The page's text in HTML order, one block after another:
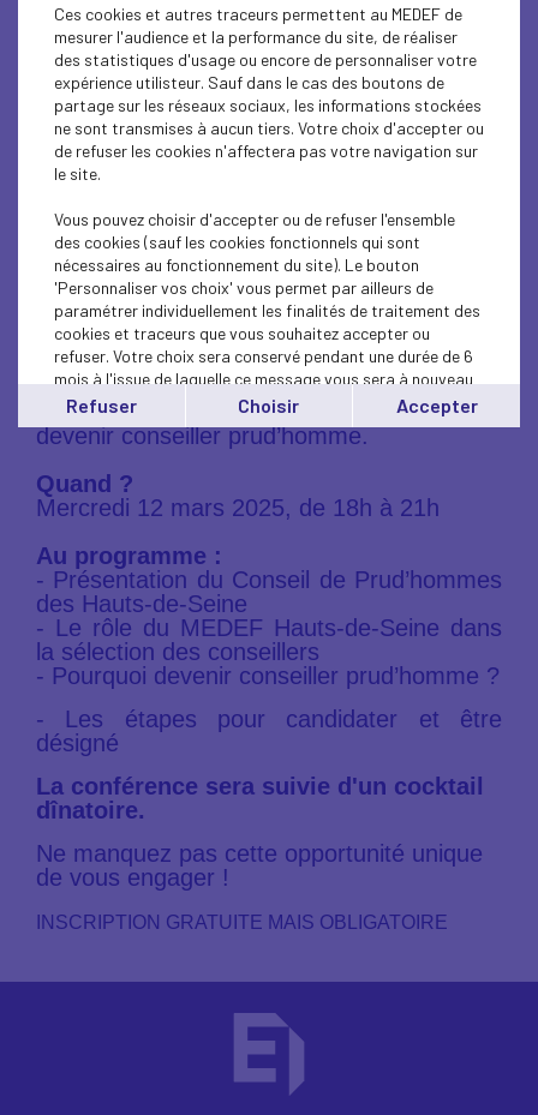
Conseil de Prud'hommes des Hauts-
de-Seine
Entreprises et dirigeants, le MEDEF
Hauts-de-Seine vous invite à une
réunion pour tout savoir sur le rôle de
candidater pour le Conseil de
Prud’hommes des Hauts-de-Seine.
En janvier 2026, le Conseil sera
entièrement renouvelé, et c’est l’occasion
idéale de contribuer activement à la
défense des intérêts de votre entreprise et
de vos collaborateurs. Découvrez les
enjeux stratégiques et les démarches pour
devenir conseiller prud’homme.
Quand ?
Mercredi 12 mars 2025, de 18h à 21h
Au programme :
- Présentation du Conseil de Prud’hommes
des Hauts-de-Seine
- Le rôle du MEDEF Hauts-de-Seine dans
la sélection des conseillers
- Pourquoi devenir conseiller prud’homme ?
- Les étapes pour candidater et être
désigné
La conférence sera suivie d'un cocktail
dînatoire.
Ne manquez pas cette opportunité unique
de vous engager !
INSCRIPTION GRATUITE MAIS OBLIGATOIRE
Ces cookies et autres traceurs permettent au MEDEF de
mesurer l'audience et la performance du site, de réaliser
des statistiques d'usage ou encore de personnaliser votre
expérience utilisteur. Sauf dans le cas des boutons de
partage sur les réseaux sociaux, les informations stockées
ne sont transmises à aucun tiers. Votre choix d'accepter ou
de refuser les cookies n'affectera pas votre navigation sur
le site.
Vous pouvez choisir d'accepter ou de refuser l'ensemble
des cookies (sauf les cookies fonctionnels qui sont
nécessaires au fonctionnement du site). Le bouton
'Personnaliser vos choix' vous permet par ailleurs de
paramétrer individuellement les finalités de traitement des
cookies et traceurs que vous souhaitez accepter ou
refuser. Votre choix sera conservé pendant une durée de 6
mois à l'issue de laquelle ce message vous sera à nouveau
affiché..
Vous pouvez modifier votre choix à tout moment en
cliquant sur le lien'cookies' en bas de page.
Refuser Choisir Accepter